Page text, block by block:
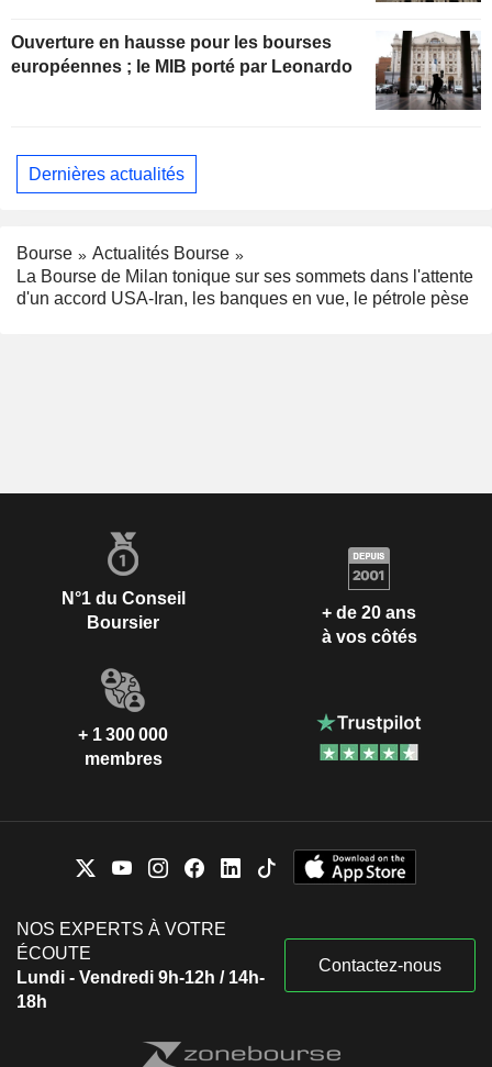
Ouverture en hausse pour les bourses
européennes ; le MIB porté par Leonardo
Dernières actualités
Bourse
Actualités Bourse
La Bourse de Milan tonique sur ses sommets dans l'attente
d'un accord USA-Iran, les banques en vue, le pétrole pèse
N°1 du Conseil
Boursier
+ de 20 ans
à vos côtés
+ 1 300 000
membres
NOS EXPERTS À VOTRE
ÉCOUTE
Lundi - Vendredi 9h-12h / 14h-
18h
Contactez-nous